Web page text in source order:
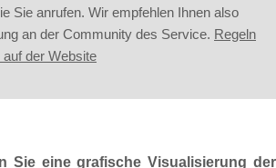
Sie anrufen. Wir empfehlen Ihnen also
an der Community des Service. Regeln
der Website
Sie eine grafische Visualisierung der